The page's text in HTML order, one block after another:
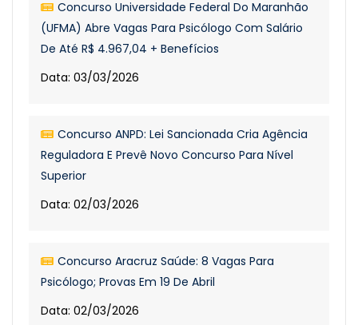
Concurso Universidade Federal Do Maranhão
(UFMA) Abre Vagas Para Psicólogo Com Salário
De Até R$ 4.967,04 + Benefícios
Data: 03/03/2026
Concurso ANPD: Lei Sancionada Cria Agência
Reguladora E Prevê Novo Concurso Para Nível
Superior
Data: 02/03/2026
Concurso Aracruz Saúde: 8 Vagas Para
Psicólogo; Provas Em 19 De Abril
Data: 02/03/2026